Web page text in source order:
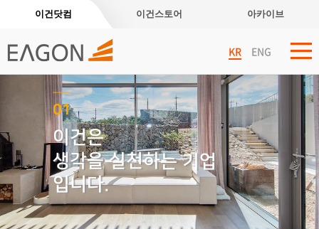
이건닷컴 이건스토어 아카이브
KR ENG
01
이건은
생각을 실천하는 기업
입니다.